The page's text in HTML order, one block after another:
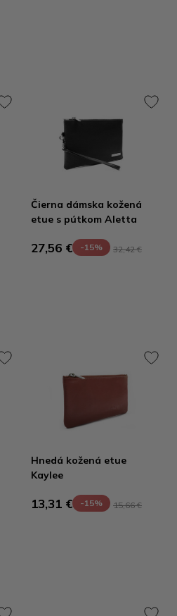
Čierna dámska kožená
etue s pútkom Aletta
27,56 € -15% 32,42 €
Hnedá kožená etue
Kaylee
13,31 € -15% 15,66 €